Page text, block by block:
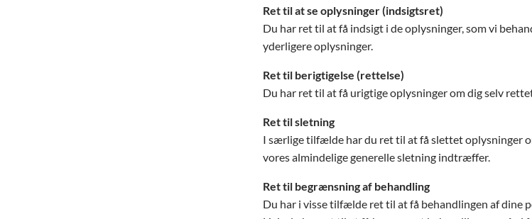
Ret til at se oplysninger (indsigtsret)
Du har ret til at få indsigt i de oplysninger, som vi
yderligere oplysninger.
Ret til berigtigelse (rettelse)
Du har ret til at få urigtige oplysninger om dig selv
Ret til sletning
I særlige tilfælde har du ret til at få slettet oplysninger
vores almindelige generelle sletning indtræffer.
Ret til begrænsning af behandling
Du har i visse tilfælde ret til at få behandlingen af dine